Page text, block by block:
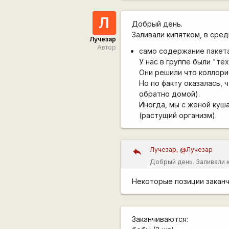
Л
Лучезар
Автор
Добрый день.
Заливали кипятком, в
само содержание
У нас в группе были
Они решили что
Но по факту оказалась,
обратно домой).
Иногда, мы с женой
(растущий организм).
Лучезар, @Лучезар
Добрый день. Заливали
участники докупипи
Некоторые позиции
Заканчиваются: